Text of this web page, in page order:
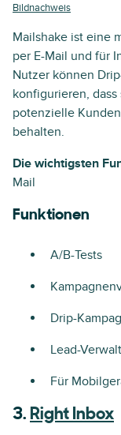
Bildnachweis
Mailshake ist eine
per E-Mail und für
Nutzer können
konfigurieren,
potenzielle
behalten.
Die wichtigsten
Mail
Funktionen
A/B-Tests
Drip-
Lead-
Für
3. Right Inbox